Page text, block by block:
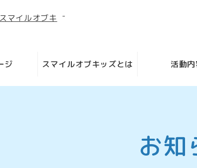
-
ジ スマイルオブキッズとは 活動内
お知